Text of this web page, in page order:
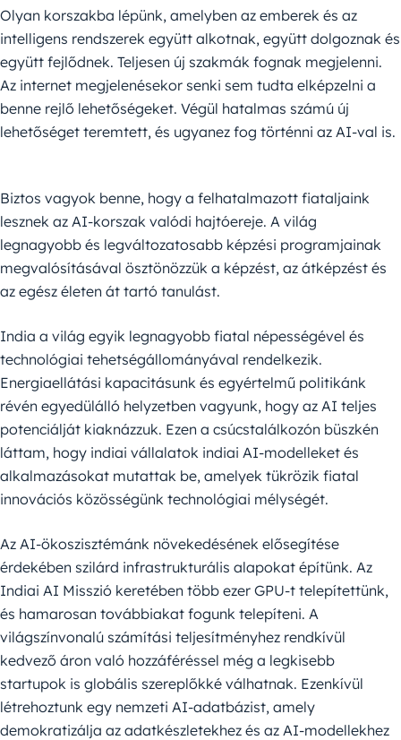
Olyan korszakba lépünk, amelyben az emberek és az
intelligens rendszerek együtt alkotnak, együtt dolgoznak és
együtt fejlődnek. Teljesen új szakmák fognak megjelenni.
Az internet megjelenésekor senki sem tudta elképzelni a
benne rejlő lehetőségeket. Végül hatalmas számú új
lehetőséget teremtett, és ugyanez fog történni az AI-val is.
Biztos vagyok benne, hogy a felhatalmazott fiataljaink
lesznek az AI-korszak valódi hajtóereje. A világ
legnagyobb és legváltozatosabb képzési programjainak
megvalósításával ösztönözzük a képzést, az átképzést és
az egész életen át tartó tanulást.
India a világ egyik legnagyobb fiatal népességével és
technológiai tehetségállományával rendelkezik.
Energiaellátási kapacitásunk és egyértelmű politikánk
révén egyedülálló helyzetben vagyunk, hogy az AI teljes
potenciálját kiaknázzuk. Ezen a csúcstalálkozón büszkén
láttam, hogy indiai vállalatok indiai AI-modelleket és
alkalmazásokat mutattak be, amelyek tükrözik fiatal
innovációs közösségünk technológiai mélységét.
Az AI-ökoszisztémánk növekedésének elősegítése
érdekében szilárd infrastrukturális alapokat építünk. Az
Indiai AI Misszió keretében több ezer GPU-t telepítettünk,
és hamarosan továbbiakat fogunk telepíteni. A
világszínvonalú számítási teljesítményhez rendkívül
kedvező áron való hozzáféréssel még a legkisebb
startupok is globális szereplőkké válhatnak. Ezenkívül
létrehoztunk egy nemzeti AI-adatbázist, amely
demokratizálja az adatkészletekhez és az AI-modellekhez